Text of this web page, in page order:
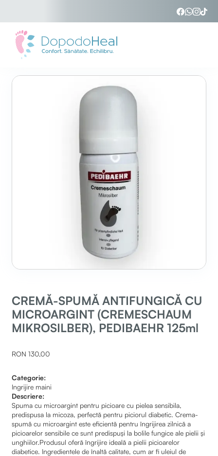
CREMĂ-SPUMĂ ANTIFUNGICĂ CU
MICROARGINT (CREMESCHAUM
MIKROSILBER), PEDIBAEHR 125ml
RON 130,00
Categorie:
Ingrijire maini
Descriere:
Spuma cu microargint pentru picioare cu pielea sensibila,
predispusa la micoza, perfectă pentru piciorul diabetic. Crema-
spumă cu microargint este eficientă pentru îngrijirea zilnică a
picioarelor sensibile ce sunt predispuși la bolile fungice ale pielii și
unghiilor.Produsul oferă îngrijire ideală a pielii picioarelor
diabetice. Ingredientele de înaltă calitate, cum ar fi uleiul de